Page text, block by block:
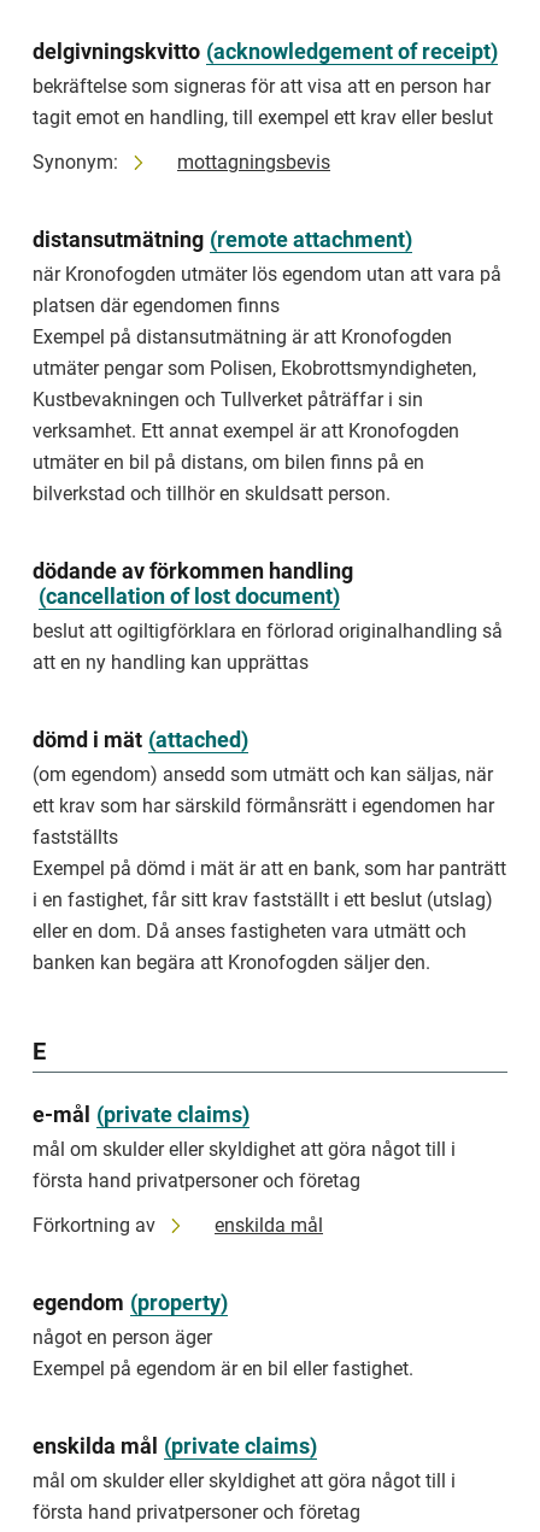
debt.
avhysning
åtgärd
hyresgäst
eller
tidigare
ägare
flytta
från
bostad
Synonym:
vräkning
eviction
Enforcement
Authority's
measure
make
tenant
previous
owner
move
home
avlägsnande
åtgärd
flytta
eller
lämna
Exempel
avlägsnande
delgivningskvitto ( acknowledgement of‏‏‎ ‎receipt)
bekräftelse som signeras för att visa att en person har
tagit emot en handling, till exempel ett krav eller beslut
Synonym:
mottagningsbevis
distansutmätning (remote attachment)
när Kronofogden utmäter lös egendom utan att vara på
platsen där egendomen finns
Exempel på distansutmätning är att Kronofogden
utmäter pengar som Polisen, Ekobrottsmyndigheten,
Kustbevakningen och Tullverket påträffar i sin
verksamhet. Ett annat exempel är att Kronofogden
utmäter en bil på distans, om bilen finns på en
bilverkstad och tillhör en skuldsatt person.
dödande av förkommen handling
(cancellation of lost document)
beslut att ogiltigförklara en förlorad originalhandling så
att en ny handling kan upprättas
dömd i mät (attached)
(om egendom) ansedd som utmätt och kan säljas, när
ett krav som har särskild förmånsrätt i egendomen har
fastställts
Exempel på dömd i mät är att en bank, som har panträtt
i en fastighet, får sitt krav fastställt i ett beslut (utslag)
eller en dom. Då anses fastigheten vara utmätt och
banken kan begära att Kronofogden säljer den.
E
e-mål (private claims)
mål om skulder eller skyldighet att göra något till i
första hand privatpersoner och företag
Förkortning av
enskilda mål
egendom (property)
något en person äger
Exempel på egendom är en bil eller fastighet.
enskilda mål (private claims)
mål om skulder eller skyldighet att göra något till i
första hand privatpersoner och företag